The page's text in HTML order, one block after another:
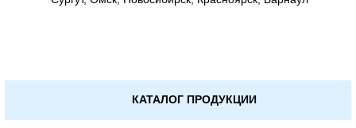
КАТАЛОГ ПРОДУКЦИИ